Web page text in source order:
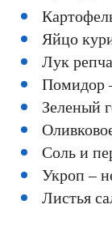
Яйцо
Лук
Зеленый
Соль и
Укроп –
Листья